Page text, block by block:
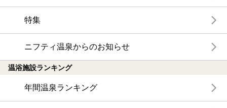
特集
ニフティ温泉からのお知らせ
温浴施設ランキング
年間温泉ランキング